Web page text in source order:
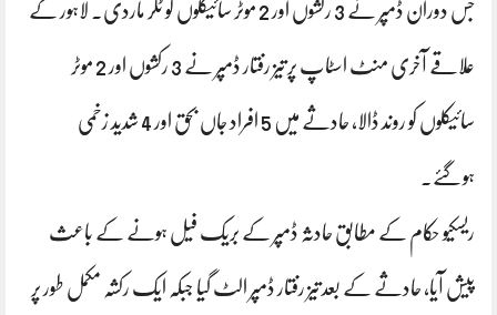
جس دوران ڈمپر نے 3 رکشوں اور 2 موٹر سائیکلوں کو ٹکر ماردی۔ لاہور کے
علاقے آخری منٹ اسٹاپ پر تیز رفتار ڈمپر نے 3 رکشوں اور 2 موٹر
سائیکلوں کو روند ڈالا، حادثے میں 5 افراد جاں بحق اور 4 شدید زخمی
ہوگئے۔
ریسکیو حکام کے مطابق حادثہ ڈمپر کے بریک فیل ہونے کے باعث
پیش آیا، حادثے کے بعد تیز رفتار ڈمپر الٹ گیا جبکہ ایک رکشہ مکمل طور پر